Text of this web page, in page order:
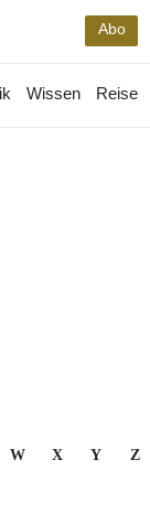
Abo
Wissen Reise
W X Y Z